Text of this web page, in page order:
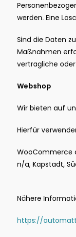
werden. Eine
Sind die Daten
Maßnahmen
vertragliche
Webshop
Wir bieten auf
Hierfür
WooCommerce
n/a, Kapstadt,
Nähere
https://